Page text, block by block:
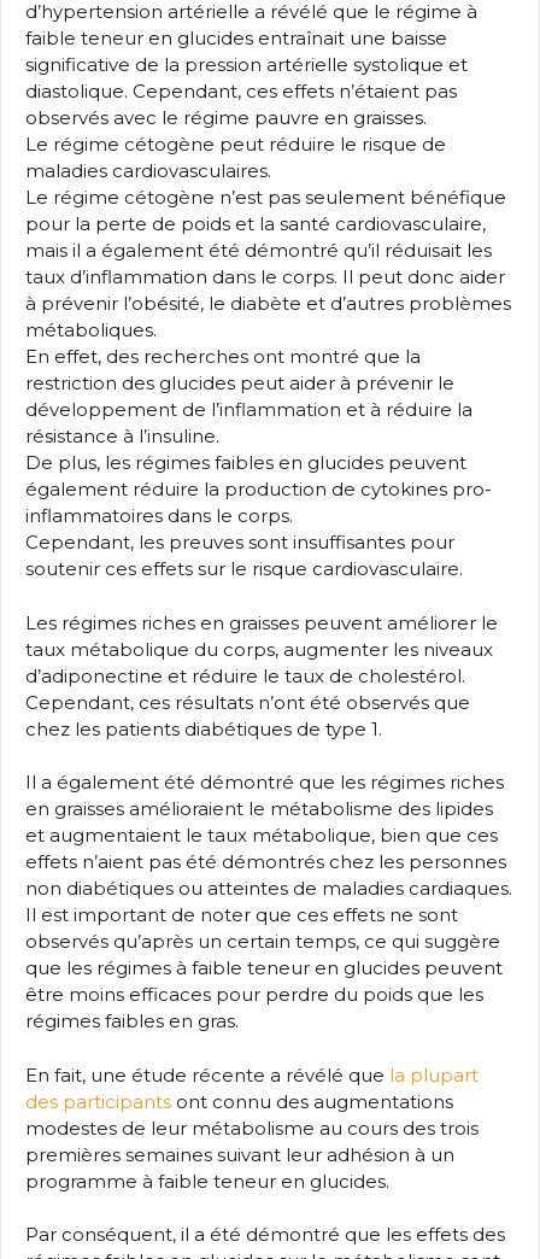
d’hypertension artérielle a révélé que le régime à
faible teneur en glucides entraînait une baisse
significative de la pression artérielle systolique et
diastolique. Cependant, ces effets n’étaient pas
observés avec le régime pauvre en graisses.
Le régime cétogène peut réduire le risque de
maladies cardiovasculaires.
Le régime cétogène n’est pas seulement bénéfique
pour la perte de poids et la santé cardiovasculaire,
mais il a également été démontré qu’il réduisait les
taux d’inflammation dans le corps. Il peut donc aider
à prévenir l’obésité, le diabète et d’autres problèmes
métaboliques.
En effet, des recherches ont montré que la
restriction des glucides peut aider à prévenir le
développement de l’inflammation et à réduire la
résistance à l’insuline.
De plus, les régimes faibles en glucides peuvent
également réduire la production de cytokines pro-
inflammatoires dans le corps.
Cependant, les preuves sont insuffisantes pour
soutenir ces effets sur le risque cardiovasculaire.
Les régimes riches en graisses peuvent améliorer le
taux métabolique du corps, augmenter les niveaux
d’adiponectine et réduire le taux de cholestérol.
Cependant, ces résultats n’ont été observés que
chez les patients diabétiques de type 1.
Il a également été démontré que les régimes riches
en graisses amélioraient le métabolisme des lipides
et augmentaient le taux métabolique, bien que ces
effets n’aient pas été démontrés chez les personnes
non diabétiques ou atteintes de maladies cardiaques.
Il est important de noter que ces effets ne sont
observés qu’après un certain temps, ce qui suggère
que les régimes à faible teneur en glucides peuvent
être moins efficaces pour perdre du poids que les
régimes faibles en gras.
En fait, une étude récente a révélé que la plupart
des participants ont connu des augmentations
modestes de leur métabolisme au cours des trois
premières semaines suivant leur adhésion à un
programme à faible teneur en glucides.
Par conséquent, il a été démontré que les effets des